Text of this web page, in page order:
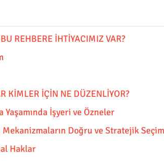
REHBERE İHTİYACIMIZ VAR?
KİMLER İÇİN NE DÜZENLİYOR?
Yaşamında İşyeri ve Özneler
Doğru ve Stratejik
Haklar